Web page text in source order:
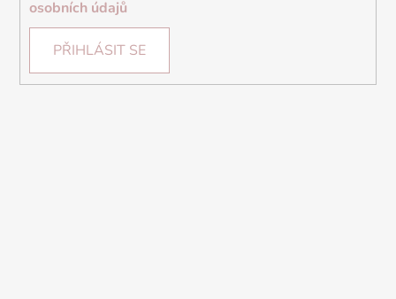
osobních údajů
PŘIHLÁSIT SE